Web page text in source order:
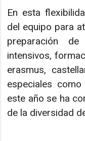
En esta
del equipo para
preparación
intensivos,
erasmus,
especiales
este año se ha
de la diversidad